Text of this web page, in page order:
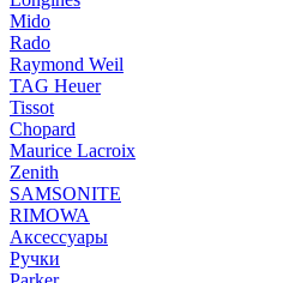
Mido
Rado
Raymond Weil
TAG Heuer
Tissot
Chopard
Maurice Lacroix
Zenith
SAMSONITE
RIMOWA
Аксессуары
Ручки